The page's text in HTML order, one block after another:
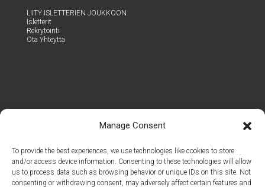
Manage Consent
To provide the best experiences, we use technologies like cookies to store
and/or access device information. Consenting to these technologies will allow
us to process data such as browsing behavior or unique IDs on this site. Not
consenting or withdrawing consent, may adversely affect certain features and
LII­TY ISLET­TE­RIEN JOUKKOON
Islet­te­rit
Rek­ry­toin­ti
Ota Yhteyt­tä